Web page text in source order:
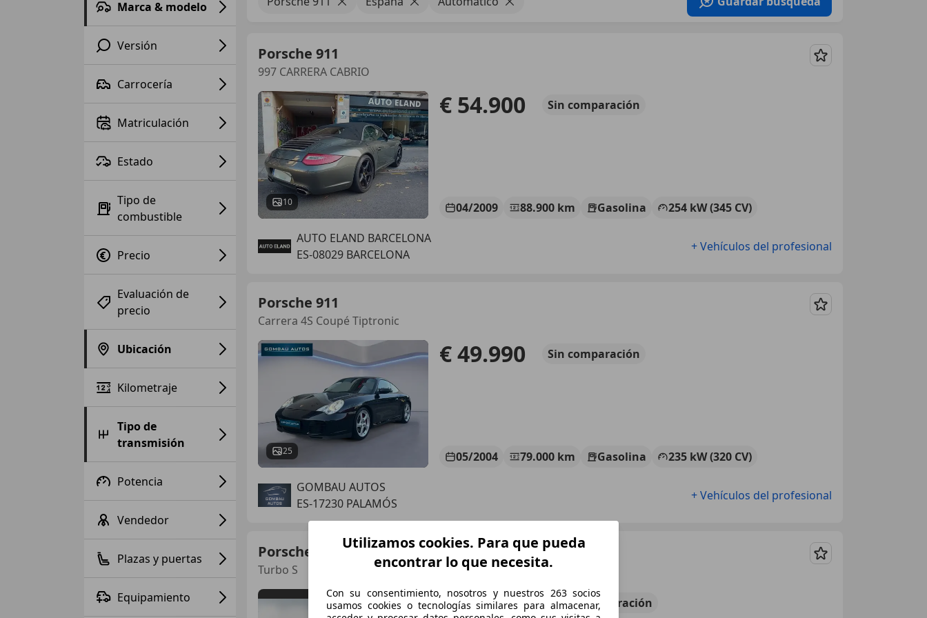
Marca & modelo
Versión
Carrocería
Matriculación
Estado
Tipo de
combustible
Precio
Evaluación de
precio
Ubicación
Kilometraje
Tipo de
transmisión
Potencia
Vendedor
Plazas y puertas
Equipamiento
Porsche 911
997 CARRERA CABRIO
Guardar
10
€ 54.900 Sin comparación
04/2009 88.900 km Gasolina
254 kW (345 CV)
AUTO ELAND BARCELONA
ES-08029 BARCELONA
+ Vehículos del profesional
Porsche 911
Carrera 4S Coupé Tiptronic
Guardar
25
€ 49.990 Sin comparación
05/2004 79.000 km Gasolina
235 kW (320 CV)
GOMBAU AUTOS
ES-17230 PALAMÓS
+ Vehículos del profesional
Porsche 911
Turbo S
Guardar
€ 249.990 Sincomparación
Utilizamos cookies. Para que pueda
encontrar lo que necesita.
Con su consentimiento, nosotros y nuestros 263 socios
usamos cookies o tecnologías similares para almacenar,